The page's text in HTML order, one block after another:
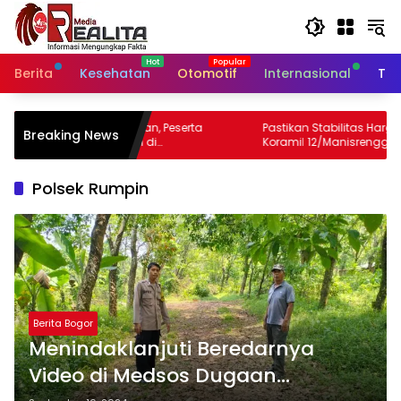
Langsung
konten
Berita
Kesehatan Otomotif Internasional
Breaking News
Peserta
Pastikan Stabilitas Harga, Babinsa
Koramil 12/Manisrenggo Pantau Harga
Sembako Di Pasar Klewer
Polsek Rumpin
Berita Bogor
Menindaklanjuti Beredarnya
Video di Medsos Dugaan